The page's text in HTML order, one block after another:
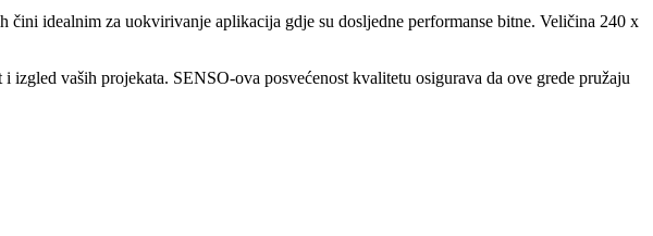
idealnim za uokvirivanje aplikacija gdje su dosljedne performanse bitne. Veličina 240 x
vaših projekata. SENSO-ova posvećenost kvalitetu osigurava da ove grede pružaju